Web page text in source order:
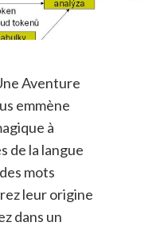
Aventure
emmène
à
de la langue
mots
leur origine
dans un